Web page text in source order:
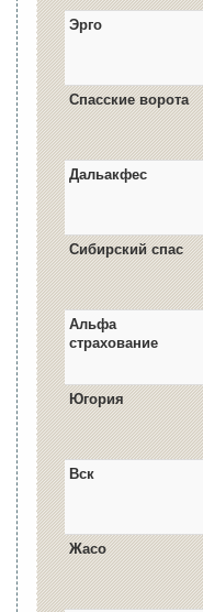
Эрго
Спасские ворота
Дальакфес
Сибирский спас
Альфа
страхование
Югория
Вск
Жасо